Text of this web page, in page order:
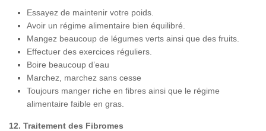
Essayez de maintenir votre poids.
Avoir un régime alimentaire bien équilibré.
Mangez beaucoup de légumes verts ainsi que des fruits.
Effectuer des exercices réguliers.
Boire beaucoup d’eau
Marchez, marchez sans cesse
Toujours manger riche en fibres ainsi que le régime
alimentaire faible en gras.
12. Traitement des Fibromes